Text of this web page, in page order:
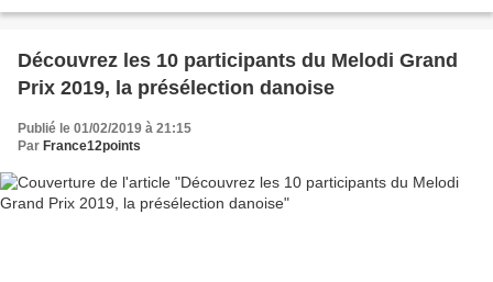
Découvrez les 10 participants du Melodi Grand
Prix 2019, la présélection danoise
Publié le 01/02/2019 à 21:15
Par France12points